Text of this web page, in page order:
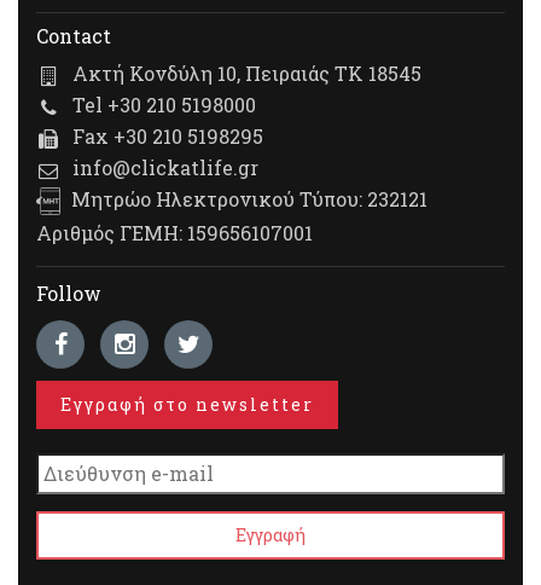
Contact
Ακτή Κονδύλη 10, Πειραιάς ΤΚ 18545
Tel +30 210 5198000
Fax +30 210 5198295
info@clickatlife.gr
Μητρώο Ηλεκτρονικού Τύπου: 232121
Αριθμός ΓΕΜΗ: 159656107001
Follow
Εγγραφή στο newsletter